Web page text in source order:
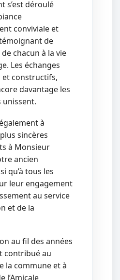
s’est déroulé
conviviale et
de
chacun à la vie
Les échanges
et constructifs,
davantage les
unissent.
à
sincères
à Monsieur
ancien
qu’à tous les
leur engagement
au service
et de la
au fil des années
contribué au
la commune et à
l’Amicale